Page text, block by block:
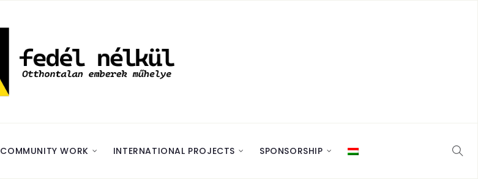
COMMUNITY WORK INTERNATIONAL PROJECTS SPONSORSHIP